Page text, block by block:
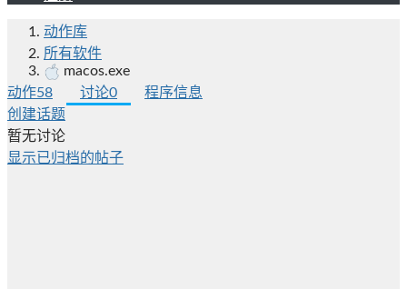
动作库
所有软件
macos.exe
动作58 讨论0
程序信息
创建话题
暂无讨论
显示已归档的帖子